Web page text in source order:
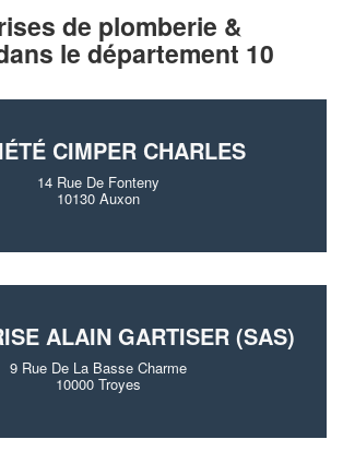
de plomberie &
le département 10
CIMPER CHARLES
14 Rue De Fonteny
10130 Auxon
ALAIN GARTISER (SAS)
9 Rue De La Basse Charme
10000 Troyes